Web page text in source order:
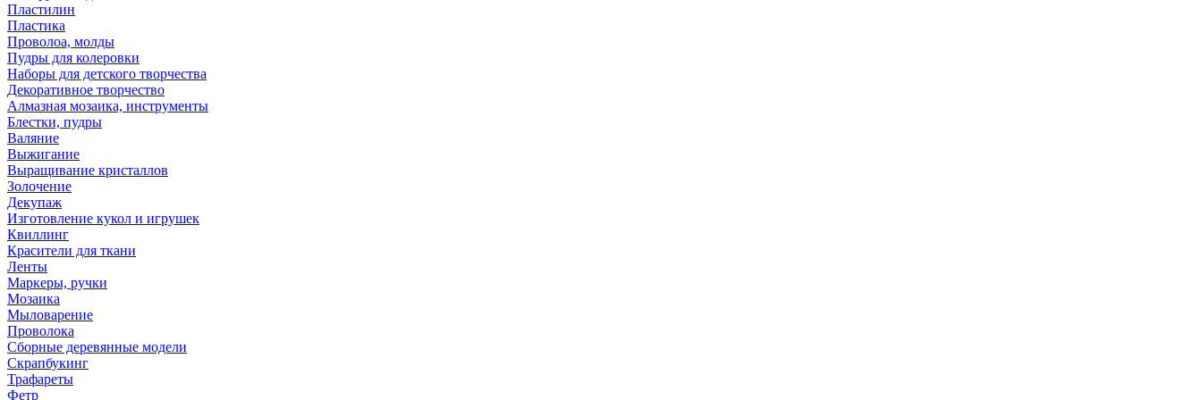
Пластилин
Пластика
Проволоа, молды
Пудры для колеровки
Наборы для детского творчества
Декоративное творчество
Алмазная мозаика, инструменты
Блестки, пудры
Валяние
Выжигание
Выращивание кристаллов
Золочение
Декупаж
Изготовление кукол и игрушек
Квиллинг
Красители для ткани
Ленты
Маркеры, ручки
Мозаика
Мыловарение
Проволока
Сборные деревянные модели
Скрапбукинг
Трафареты
Фетр